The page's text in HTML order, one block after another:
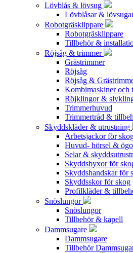
Lövblås & lövsug
Lövblåsar &
Robotgräsklippare
Robotgräsklippare
Tillbehör &
Röjsåg & trimmer
Grästrimmer
Röjsåg
Röjsåg &
Kombimaskiner och
Röjklingor &
Trimmerhuvud
Trimmertråd &
Skyddskläder & utrustning
Arbetsjackor för
Huvud- hörsel &
Selar &
Skyddsbyxor för
Skyddshandskar för
Skyddsskor för skog
Profilkläder &
Snöslungor
Snöslungor
Tillbehör & kapell
Dammsugare
Dammsugare
Tillbehör